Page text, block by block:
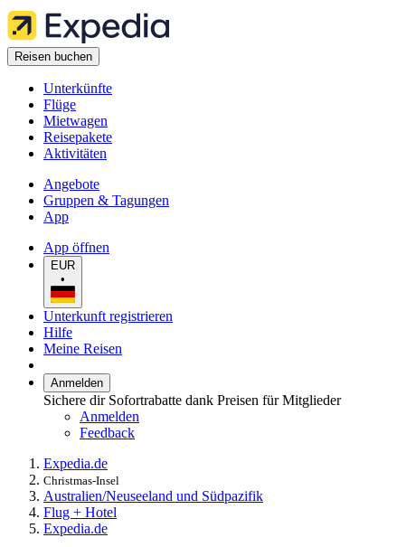
Reisen buchen
Unterkünfte
Flüge
Mietwagen
Reisepakete
Aktivitäten
Angebote
Gruppen & Tagungen
App
App öffnen
EUR
•
Unterkunft registrieren
Hilfe
Meine Reisen
Anmelden
Sichere dir Sofortrabatte dank Preisen für Mitglieder
Anmelden
Feedback
Expedia.de
Christmas-Insel
Australien/Neuseeland und Südpazifik
Flug + Hotel
Expedia.de